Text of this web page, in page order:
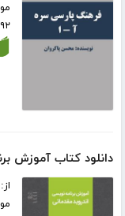
۵۹۲
دانلود کتاب آموزش